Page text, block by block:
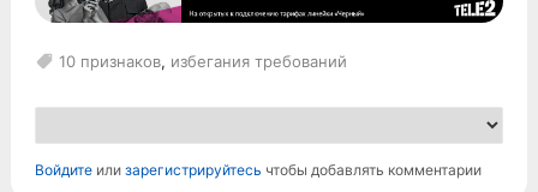
10 признаков, избегания требований
Войдите илизарегистрируйтесь чтобы добавлять комментарии